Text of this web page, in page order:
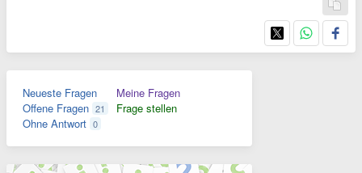
Neueste Fragen
Offene Fragen 21
Ohne Antwort 0
Meine Fragen
Frage stellen